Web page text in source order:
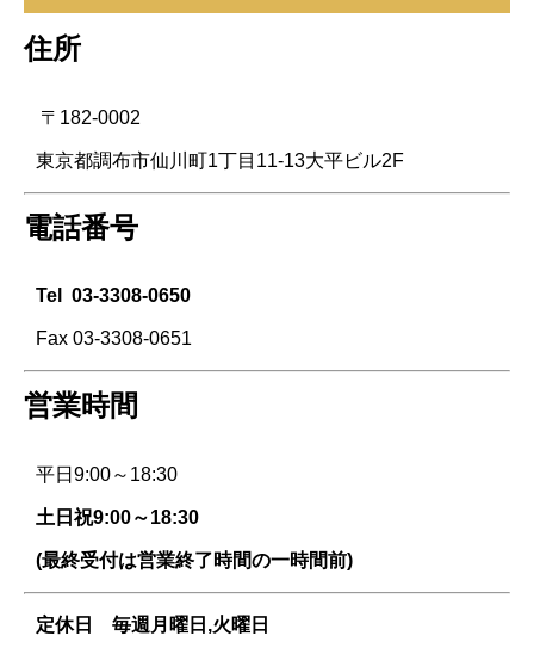
住所
〒182-0002
東京都調布市仙川町1丁目11-13大平ビル2F
電話番号
Tel 03-3308-0650
Fax 03-3308-0651
営業時間
平日9:00～18:30
土日祝9:00～18:30
(最終受付は営業終了時間の一時間前)
定休日 毎週 月曜日,火曜日